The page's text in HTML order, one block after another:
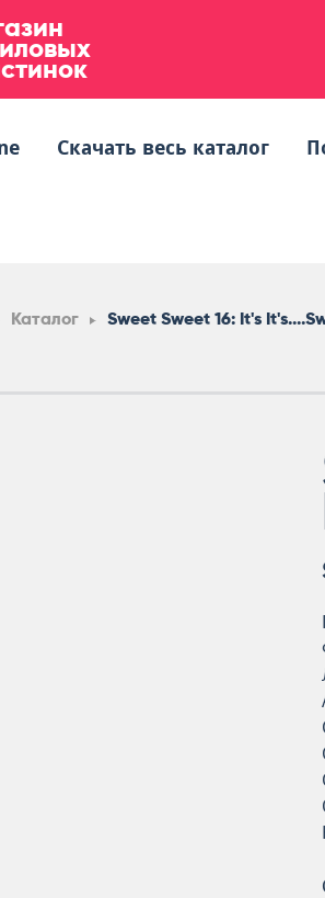
Скачать весь каталог
Каталог Sweet Sweet 16: It's